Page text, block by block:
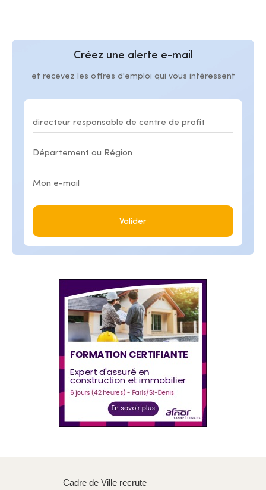
Créez une alerte e-mail
et recevez les offres d'emploi qui vous intéressent
Valider
Cadre de Ville recrute